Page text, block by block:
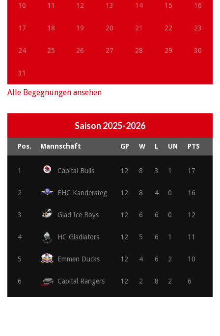
10 11 12 13 14 15 16
17 18 19 20 21 22 23
24 25 26 27 28 29 30
31
Alle Begegnungen ansehen
Saison 2025-2026
Pos. Mannschaft GP W L UN PTS
1 Capital Bulls 12 8 3 1 17
2 EHC Kandersteg 12 8 4 0 16
3 Glad Ice Boys 12 6 6 0 12
4 HC Gladiators 12 5 6 1 11
5 Emmen Ducks 12 4 6 2 10
6 Capital Rangers 12 2 8 2 6